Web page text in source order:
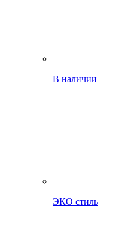
В наличии
ЭКО стиль